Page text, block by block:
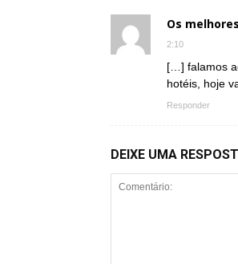
Os
2:10
[…] falamos
hotéis, hoje
Responder
DEIXE UMA